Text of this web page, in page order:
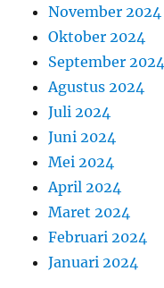
November 2024
Oktober 2024
September 2024
Agustus 2024
Juli 2024
Juni 2024
Mei 2024
April 2024
Maret 2024
Februari 2024
Januari 2024